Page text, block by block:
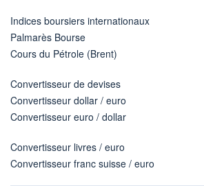
Indices boursiers internationaux
Palmarès Bourse
Cours du Pétrole (Brent)
Convertisseur de devises
Convertisseur dollar / euro
Convertisseur euro / dollar
Convertisseur livres / euro
Convertisseur franc suisse / euro